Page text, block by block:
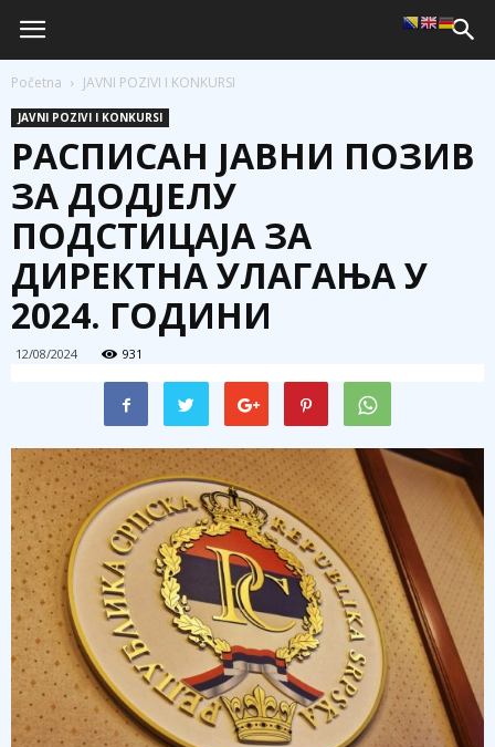
Početna JAVNI POZIVI I KONKURSI
JAVNI POZIVI I KONKURSI
РАСПИСАН ЈАВНИ ПОЗИВ
ЗА ДОДЈЕЛУ
ПОДСТИЦАЈА ЗА
ДИРЕКТНА УЛАГАЊА У
2024. ГОДИНИ
12/08/2024 931